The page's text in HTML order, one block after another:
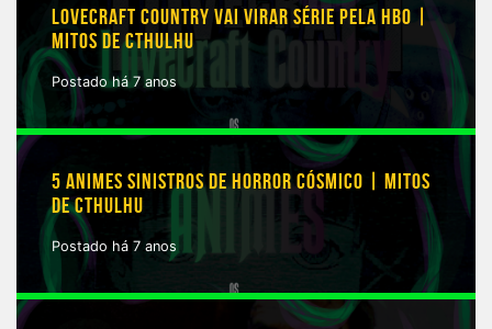
LOVECRAFT COUNTRY VAI VIRAR SÉRIE PELA HBO |
MITOS DE CTHULHU
Postado há 7 anos
5 ANIMES SINISTROS DE HORROR CÓSMICO | MITOS
DE CTHULHU
Postado há 7 anos